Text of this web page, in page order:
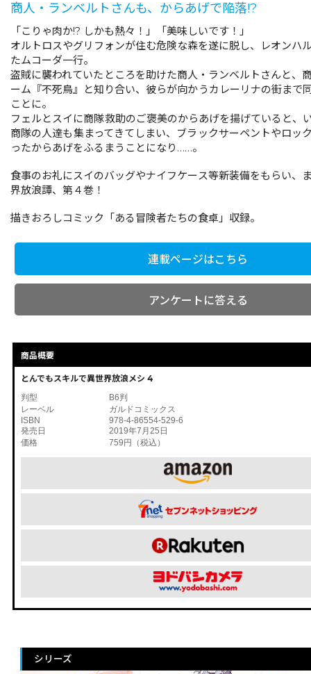
商人・ランベルトさんも、からあげで陥落!?
「こりゃ肉か!? しかも熱々！」「美味しいです！」
オルトロスやグリフォンが住む危険な森を遂に脱し、レオンハ
たムコーダ一行。
盗賊に襲われていたところを助けた商人・ランベルトさんと、
ーム『不死鳥』と知り合い、彼らが向かうカレーリナの街まで
ことに。
フェルとスイに商隊救助のご褒美のからあげを揚げていると、
商隊の人達も集まってきてしまい、ブラックサーペントやロッ
ったからあげをふるまうことになり……。
食事のお礼にスイのバッグやナイフケース等新装備をもらい、
界放浪譚、第４巻！
描きおろしコミック「ある冒険者たちの食卓」収録。
連載ページはこちら
アンケートに答える
商品概要
とんでもスキルで異世界放浪メシ 4
判型
B6判
レーベル
ガルドコミックス
ISBN
978-4-86554-529-6
発売日
2019年7月25日
価格
759円（税込）
シリーズ